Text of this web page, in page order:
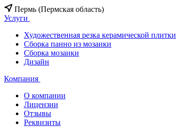
Пермь (Пермская область)
Услуги
Художественная резка керамической плитки
Сборка панно из мозаики
Сборка мозаики
Дизайн
Компания
О компании
Лицензии
Отзывы
Реквизиты